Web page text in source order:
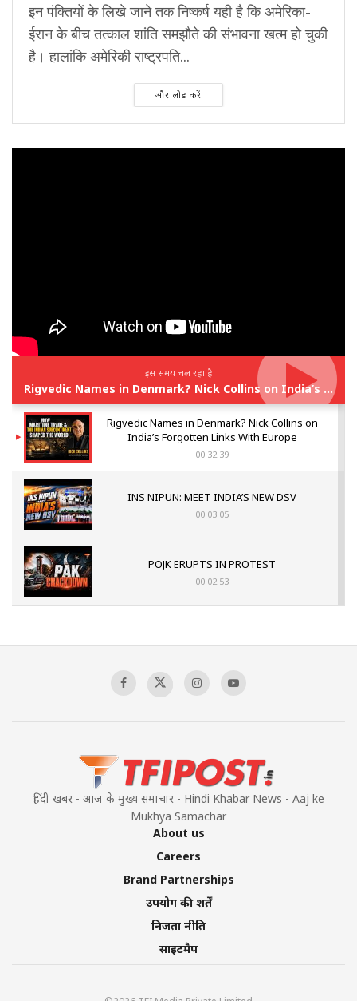
इन पंक्तियों के लिखे जाने तक निष्कर्ष यही है कि अमेरिका-
ईरान के बीच तत्काल शांति समझौते की संभावना खत्म हो चुकी
है। हालांकि अमेरिकी राष्ट्रपति...
और लोड करें
इस समय चल रहा है
Rigvedic Names in Denmark? Nick Collins on India’s Forgotten Links With Europe
Rigvedic Names in Denmark? Nick Collins on
India’s Forgotten Links With Europe
00:32:39
INS NIPUN: MEET INDIA’S NEW DSV
00:03:05
POJK ERUPTS IN PROTEST
00:02:53
Sagar
हिंदी खबर - आज के मुख्य समाचार - Hindi Khabar News - Aaj ke
Mukhya Samachar
About us
Careers
Brand Partnerships
उपयोग की शर्तें
निजता नीति
साइटमैप